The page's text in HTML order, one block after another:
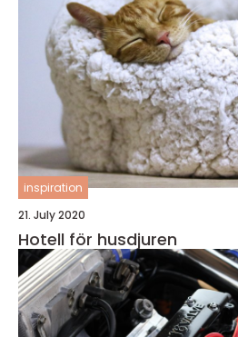
inspiration
21. July 2020
Hotell för husdjuren